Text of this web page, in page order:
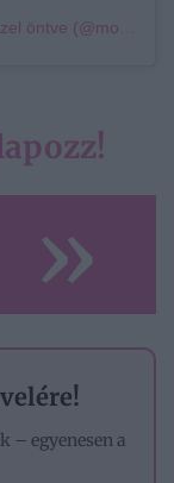
»
– egyenesen a